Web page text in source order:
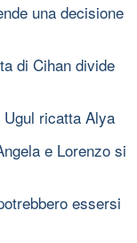
una decisione
di Cihan divide
ricatta Alya
e Lorenzo si
essersi